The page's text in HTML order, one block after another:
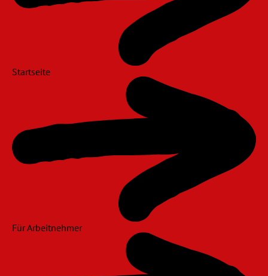
Startseite
Für Arbeitnehmer